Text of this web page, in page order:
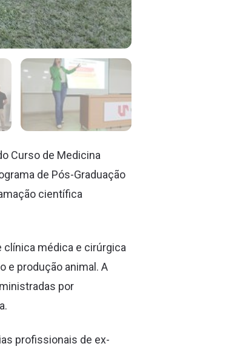
Curso de Medicina
de Pós-Graduação
científica
clínica médica e cirúrgica
e produção animal. A
por
profissionais de ex-